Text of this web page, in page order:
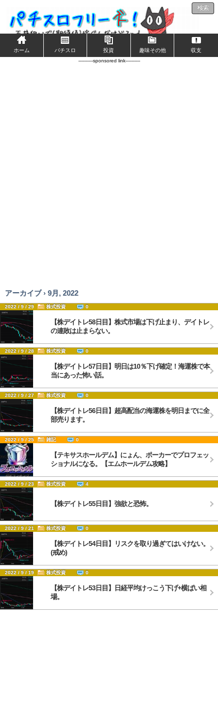
検索
ホーム パチスロ 投資 趣味その他 収支
----------sponsored link----------
アーカイブ › 9月, 2022
2022 / 9 / 29 株式投資 0
【株デイトレ58日目】株式市場は下げ止まり、デイトレ
の連敗は止まらない。
2022 / 9 / 28 株式投資 0
【株デイトレ57日目】明日は10％下げ確定！海運株で本
当にあった怖い話。
2022 / 9 / 27 株式投資 0
【株デイトレ56日目】超高配当の海運株を明日までに全
部売ります。
2022 / 9 / 25 雑記 0
【テキサスホールデム】にょん、ポーカーでプロフェッ
ショナルになる。【エムホールデム攻略】
2022 / 9 / 23 株式投資 4
【株デイトレ55日目】強欲と恐怖。
2022 / 9 / 21 株式投資 0
【株デイトレ54日目】リスクを取り過ぎてはいけない。
(戒め)
2022 / 9 / 19 株式投資 0
【株デイトレ53日目】日経平均けっこう下げ+横ばい相
場。